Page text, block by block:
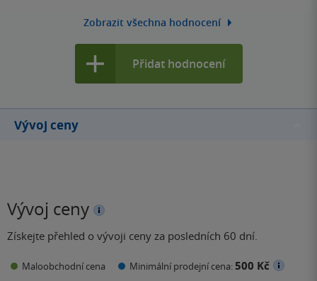
Zobrazit všechna hodnocení
Přidat hodnocení
Vývoj ceny
Vývoj ceny
Získejte přehled o vývoji ceny za posledních 60 dní.
Maloobchodní cena Minimální prodejní cena:500 Kč